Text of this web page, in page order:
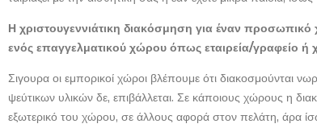
Η χριστουγεννιάτικη διακόσμηση για έναν
ενός επαγγελματικού χώρου όπως εταιρεία/γραφείο ή
Σιγουρα οι εμπορικοί χώροι βλέπουμε ότι διακοσμούνται
ψεύτικων υλικών δε, επιβάλλεται. Σε κάποιους χώρους η
εξωτερικό του χώρου, σε άλλους αφορά στον πελάτη, άρα